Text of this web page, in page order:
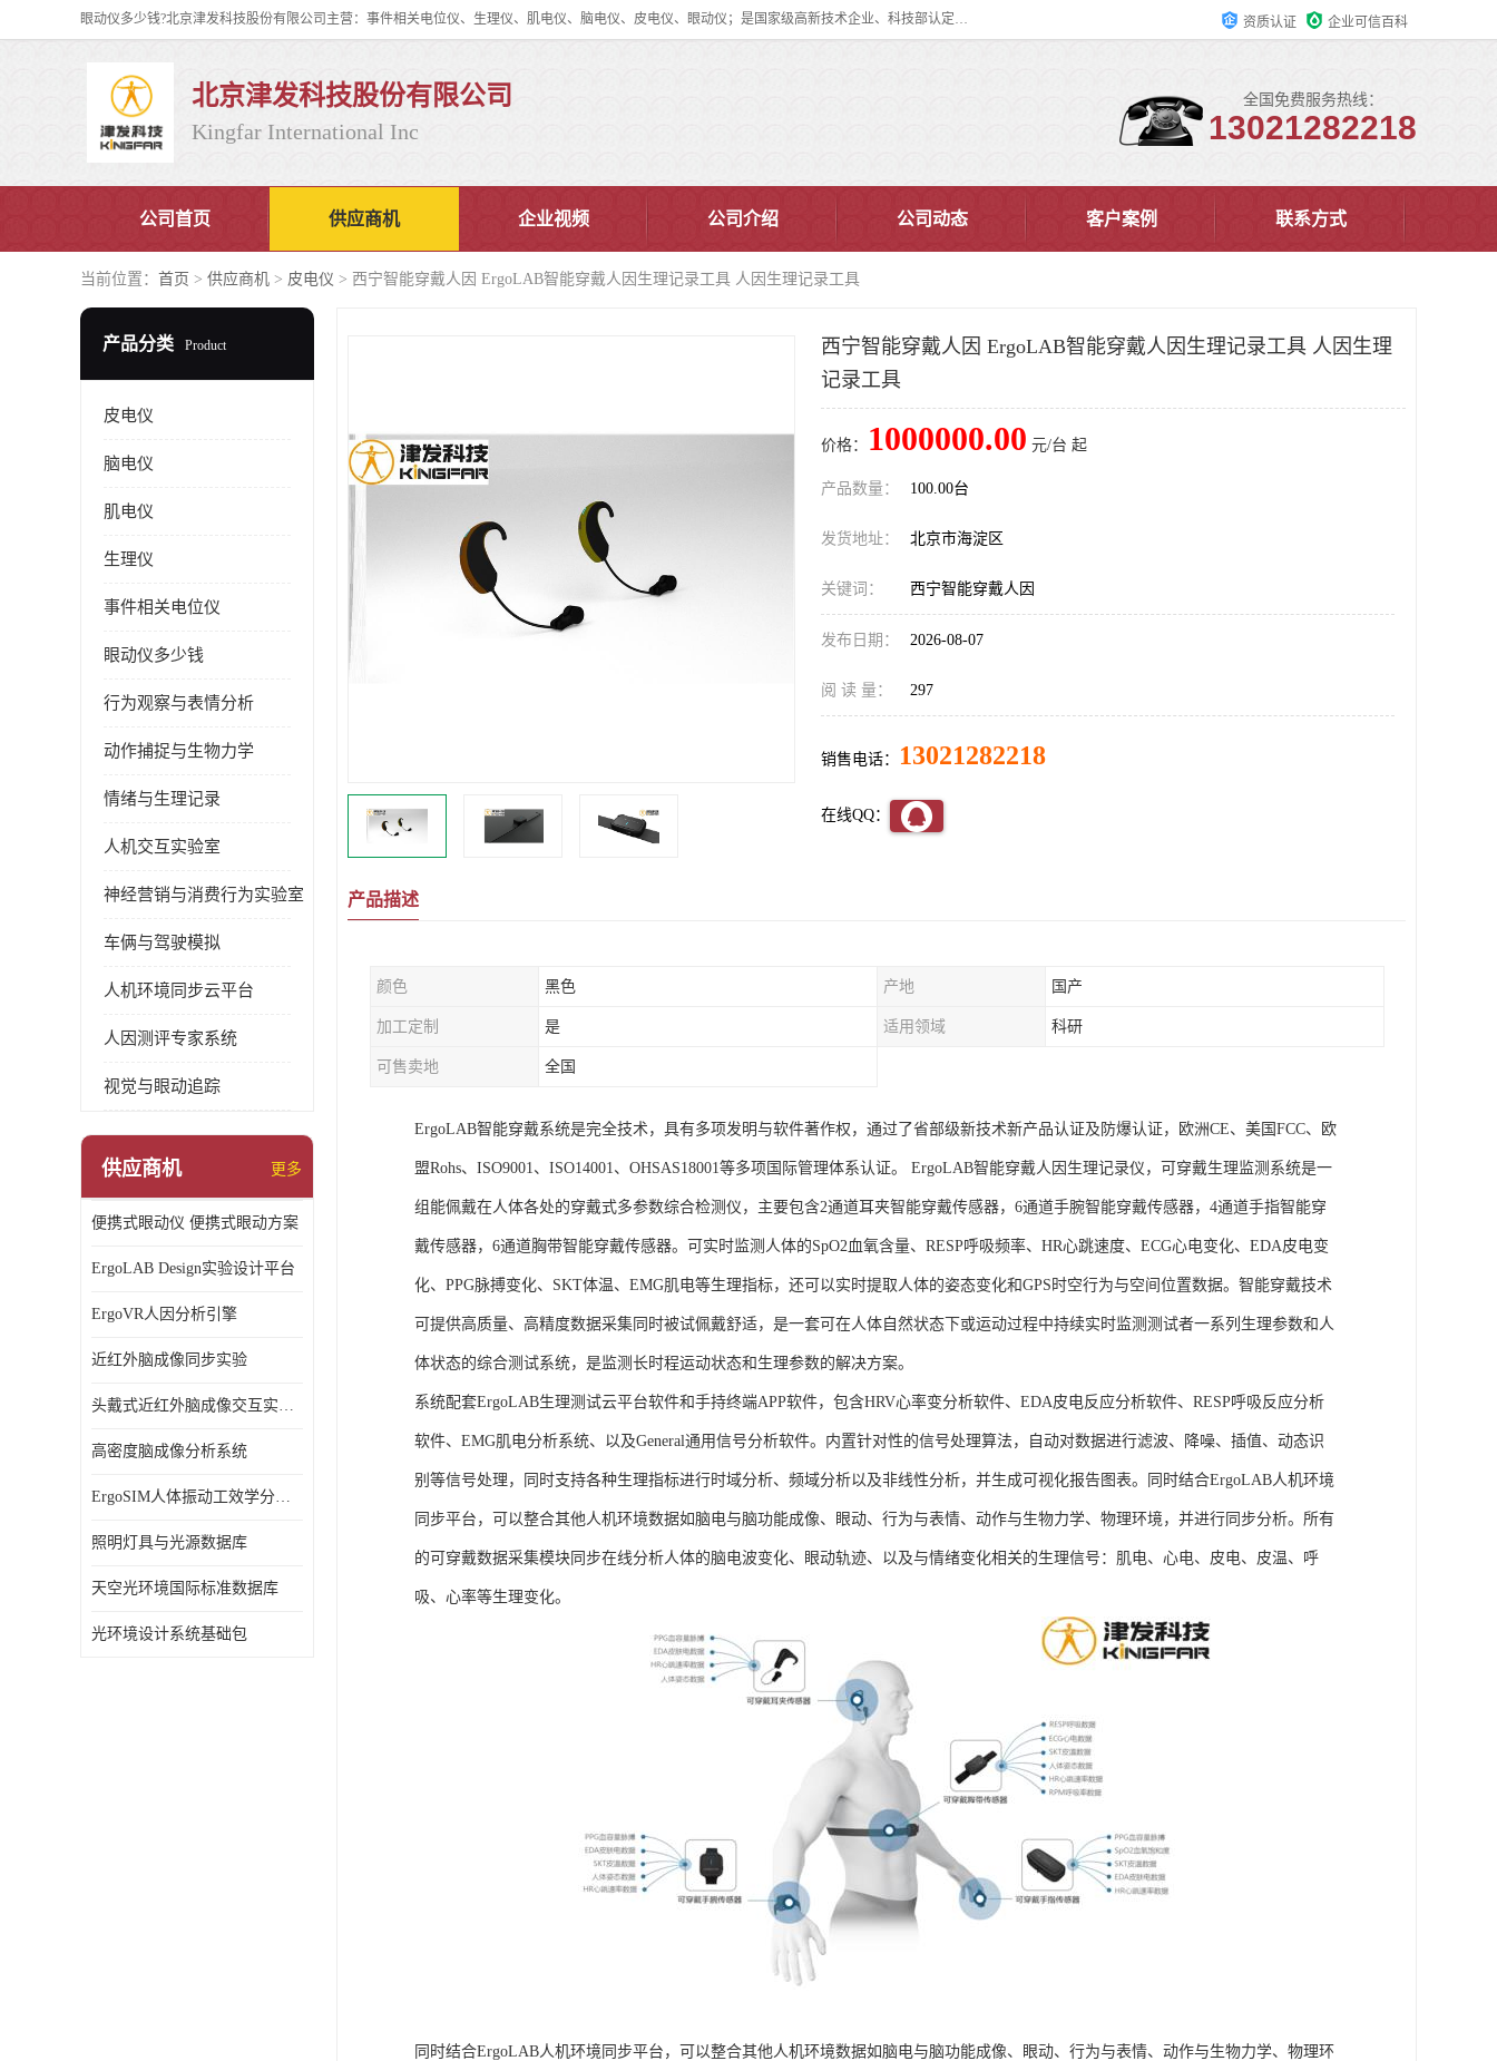
眼动仪多少钱?北京津发科技股份有限公司主营：事件相关电位仪、生理仪、肌电仪、脑电仪、皮电仪、眼动仪；是国家级高新技术企业、科技部认定的科技型中小企业和中关村高新技术企业，具备保密资格，具备自主进出口经营权；自主研发技术、产品与服务荣获多项省部级科学技术奖励、国家发明专利、国家软件著作权和省部级新技术新产品（服务）认证。 资质认证 企业可信百科
北京津发科技股份有限公司
Kingfar International Inc
全国免费服务热线：
13021282218
公司首页 供应商机 企业视频 公司介绍 公司动态 客户案例 联系方式
当前位置： 首页 > 供应商机 > 皮电仪 > 西宁智能穿戴人因 ErgoLAB智能穿戴人因生理记录工具 人因生理记录工具
产品分类 Product
皮电仪
脑电仪
肌电仪
生理仪
事件相关电位仪
眼动仪多少钱
行为观察与表情分析
动作捕捉与生物力学
情绪与生理记录
人机交互实验室
神经营销与消费行为实验室
车俩与驾驶模拟
人机环境同步云平台
人因测评专家系统
视觉与眼动追踪
供应商机 更多
便携式眼动仪 便携式眼动方案
ErgoLAB Design实验设计平台
ErgoVR人因分析引擎
近红外脑成像同步实验
头戴式近红外脑成像交互实验室
高密度脑成像分析系统
ErgoSIM人体振动工效学分析系统
照明灯具与光源数据库
天空光环境国际标准数据库
光环境设计系统基础包
西宁智能穿戴人因 ErgoLAB智能穿戴人因生理记录工具 人因生理
记录工具
价格： 1000000.00 元/台 起
产品数量： 100.00台
发货地址： 北京市海淀区
关键词： 西宁智能穿戴人因
发布日期： 2026-08-07
阅 读 量： 297
销售电话： 13021282218
在线QQ：
产品描述
颜色 黑色 产地 国产
加工定制 是 适用领域 科研
可售卖地 全国
ErgoLAB智能穿戴系统是完全技术，具有多项发明与软件著作权，通过了省部级新技术新产品认证及防爆认证，欧洲CE、美国FCC、欧
盟Rohs、ISO9001、ISO14001、OHSAS18001等多项国际管理体系认证。 ErgoLAB智能穿戴人因生理记录仪，可穿戴生理监测系统是一
组能佩戴在人体各处的穿戴式多参数综合检测仪，主要包含2通道耳夹智能穿戴传感器，6通道手腕智能穿戴传感器，4通道手指智能穿
戴传感器，6通道胸带智能穿戴传感器。可实时监测人体的SpO2血氧含量、RESP呼吸频率、HR心跳速度、ECG心电变化、EDA皮电变
化、PPG脉搏变化、SKT体温、EMG肌电等生理指标，还可以实时提取人体的姿态变化和GPS时空行为与空间位置数据。智能穿戴技术
可提供高质量、高精度数据采集同时被试佩戴舒适，是一套可在人体自然状态下或运动过程中持续实时监测测试者一系列生理参数和人
体状态的综合测试系统，是监测长时程运动状态和生理参数的解决方案。
系统配套ErgoLAB生理测试云平台软件和手持终端APP软件，包含HRV心率变分析软件、EDA皮电反应分析软件、RESP呼吸反应分析
软件、EMG肌电分析系统、以及General通用信号分析软件。内置针对性的信号处理算法，自动对数据进行滤波、降噪、插值、动态识
别等信号处理，同时支持各种生理指标进行时域分析、频域分析以及非线性分析，并生成可视化报告图表。同时结合ErgoLAB人机环境
同步平台，可以整合其他人机环境数据如脑电与脑功能成像、眼动、行为与表情、动作与生物力学、物理环境，并进行同步分析。所有
的可穿戴数据采集模块同步在线分析人体的脑电波变化、眼动轨迹、以及与情绪变化相关的生理信号：肌电、心电、皮电、皮温、呼
吸、心率等生理变化。
同时结合ErgoLAB人机环境同步平台，可以整合其他人机环境数据如脑电与脑功能成像、眼动、行为与表情、动作与生物力学、物理环